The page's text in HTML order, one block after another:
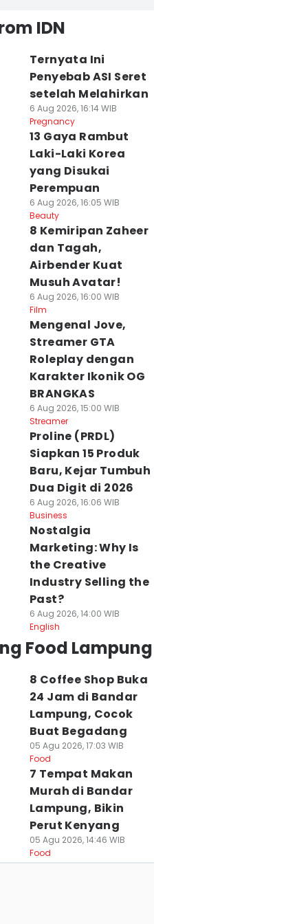
IDN
Ternyata Ini
Penyebab ASI Seret
setelah Melahirkan
6 Aug 2026, 16:14 WIB
Pregnancy
13 Gaya Rambut
Laki-Laki Korea
yang Disukai
Perempuan
6 Aug 2026, 16:05 WIB
Beauty
8 Kemiripan Zaheer
dan Tagah,
Airbender Kuat
Musuh Avatar!
6 Aug 2026, 16:00 WIB
Film
Mengenal Jove,
Streamer GTA
Roleplay dengan
Karakter Ikonik OG
BRANGKAS
6 Aug 2026, 15:00 WIB
Streamer
Proline (PRDL)
Siapkan 15 Produk
Baru, Kejar Tumbuh
Dua Digit di 2026
6 Aug 2026, 16:06 WIB
Business
Nostalgia
Marketing: Why Is
the Creative
Industry Selling the
Past?
6 Aug 2026, 14:00 WIB
English
Food Lampung
8 Coffee Shop Buka
24 Jam di Bandar
Lampung, Cocok
Buat Begadang
05 Agu 2026, 17:03 WIB
Food
7 Tempat Makan
Murah di Bandar
Lampung, Bikin
Perut Kenyang
05 Agu 2026, 14:46 WIB
Food